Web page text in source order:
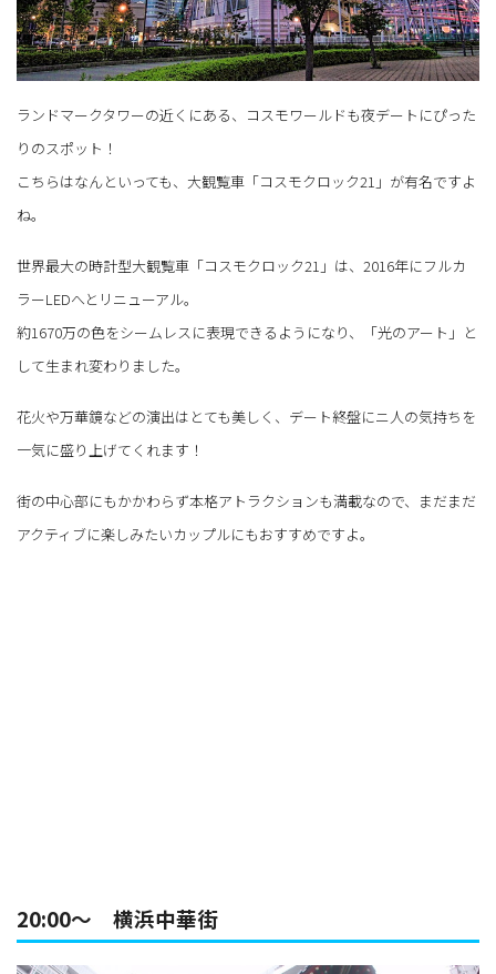
ランドマークタワーの近くにある、コスモワールドも夜デートにぴった
りのスポット！
こちらはなんといっても、大観覧車「コスモクロック21」が有名ですよ
ね。
世界最大の時計型大観覧車「コスモクロック21」は、2016年にフルカ
ラーLEDへとリニューアル。
約1670万の色をシームレスに表現できるようになり、「光のアート」と
して生まれ変わりました。
花火や万華鏡などの演出はとても美しく、デート終盤にニ人の気持ちを
一気に盛り上げてくれます！
街の中心部にもかかわらず本格アトラクションも満載なので、まだまだ
アクティブに楽しみたいカップルにもおすすめですよ。
20:00～ 横浜中華街